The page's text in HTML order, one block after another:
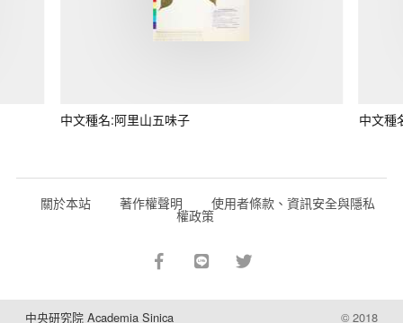
中文種名:阿里山五味子 中文種
關於本站 著作權聲明 使用者條款、資訊安全與隱私
權政策
中央研究院 Academia Sinica © 2018